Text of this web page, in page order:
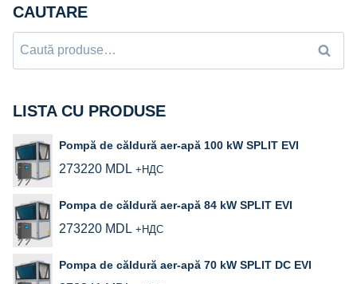
CAUTARE
Caută
după:
Caută
LISTA CU PRODUSE
Pompă de căldură aer-apă 100 kW SPLIT EVI
273220 MDL +НДС
Pompa de căldură aer-apă 84 kW SPLIT EVI
273220 MDL +НДС
Pompa de căldură aer-apă 70 kW SPLIT DC EVI